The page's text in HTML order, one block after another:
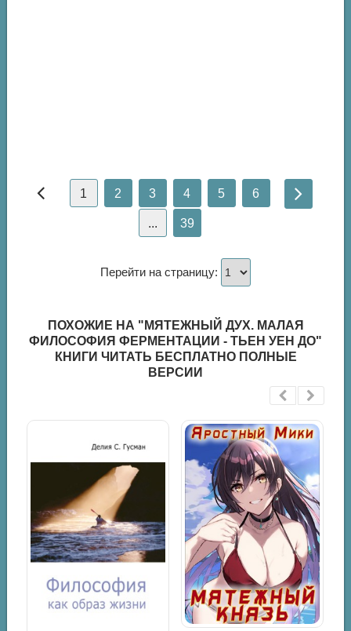
1 2 3 4 5 6
... 39
Перейти на страницу:
ПОХОЖИЕ НА "МЯТЕЖНЫЙ ДУХ. МАЛАЯ
ФИЛОСОФИЯ ФЕРМЕНТАЦИИ - ТЬЕН УЕН ДО"
КНИГИ ЧИТАТЬ БЕСПЛАТНО ПОЛНЫЕ
ВЕРСИИ